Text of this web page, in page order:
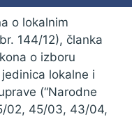
o lokalnim
144/12), članka
o izboru
lokalne i
(“Narodne
02, 45/03, 43/04,